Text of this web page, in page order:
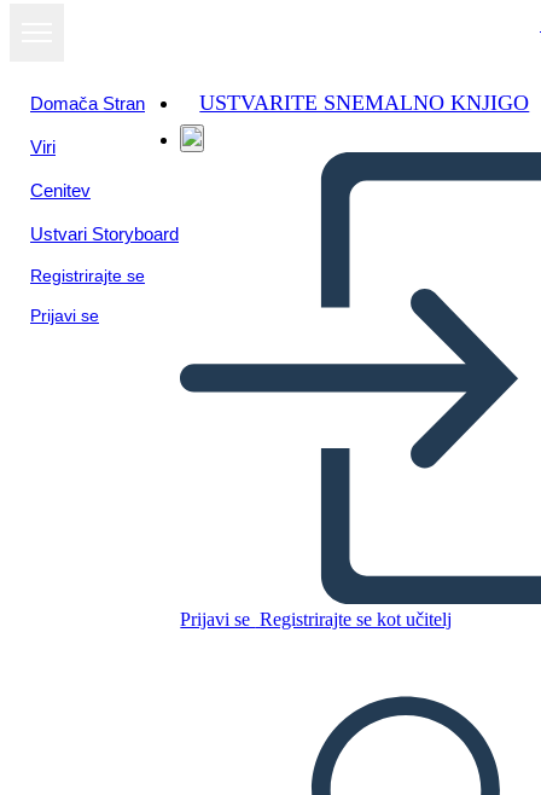
Domača Stran
Viri
Cenitev
Ustvari Storyboard
Registrirajte se
Prijavi se
USTVARITE SNEMALNO KNJIGO
Prijavi se Registrirajte se kot učitelj
Beowulf - גיבור של מסע
PREDVAJANJE DIAPROJEKCIJE
PREBERI MI